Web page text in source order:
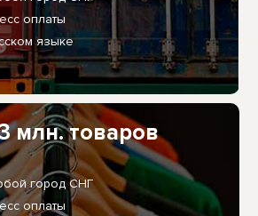
оплаты
языке
млн. товаров
город СНГ
оплаты